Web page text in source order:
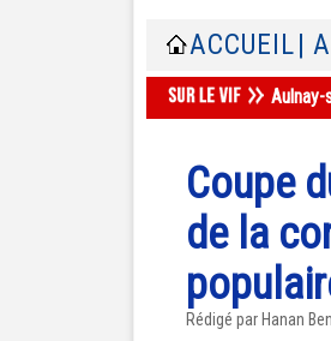
ACCUEIL |
Coupe
de la
Rédigé par Hanan